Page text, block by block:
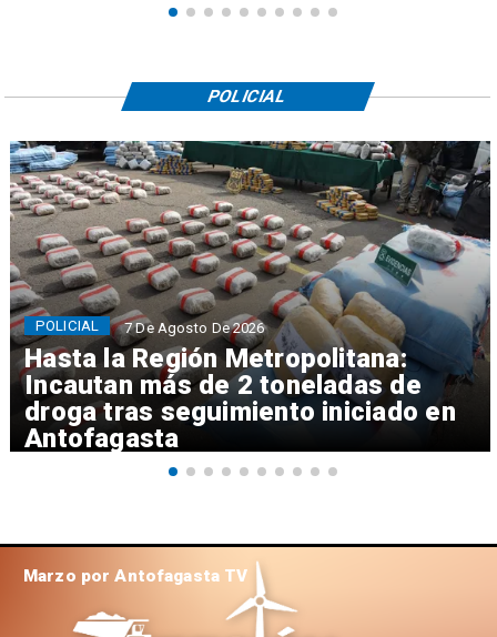
Hasta la Región Metropolitana:
Incautan más de 2 toneladas de
droga tras seguimiento iniciado en
Antofagasta
POLICIAL 7 De Agosto De 2026
POLICIAL
Marzo por Antofagasta TV